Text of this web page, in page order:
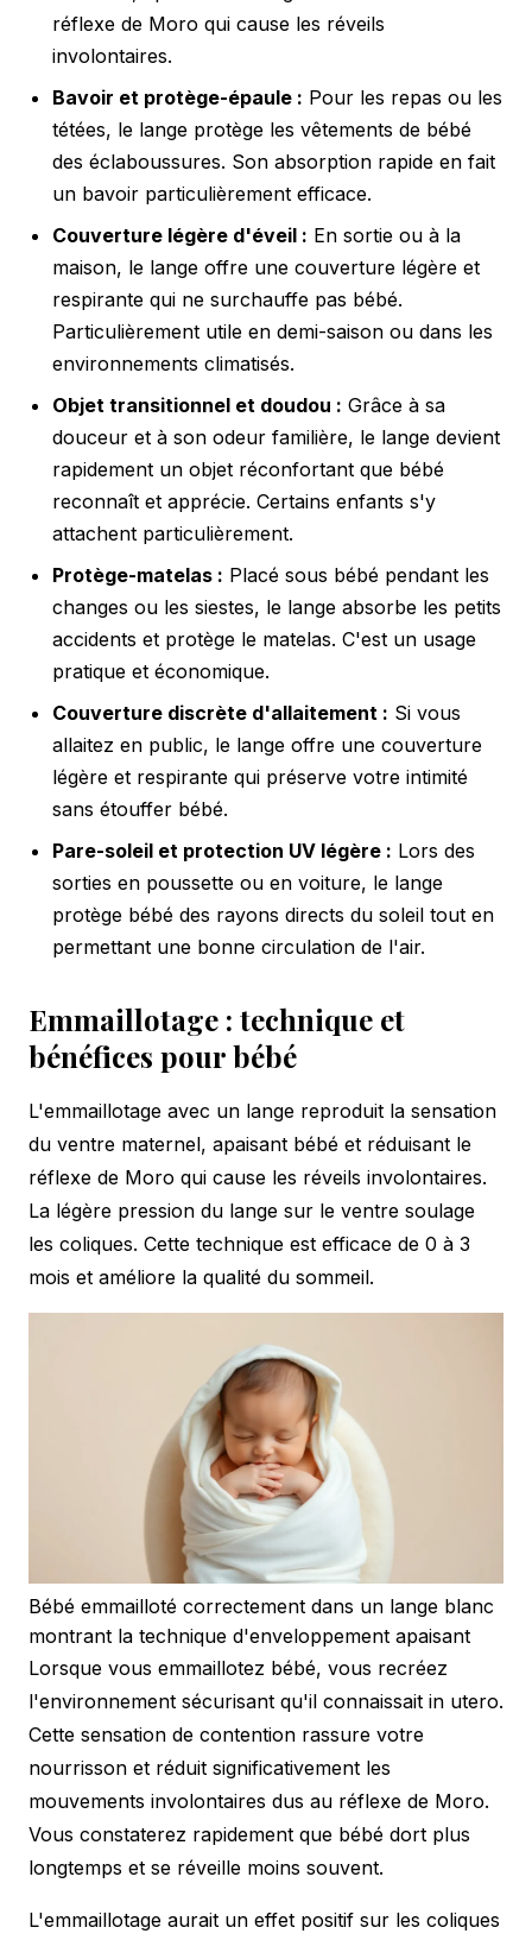
réflexe de Moro qui cause les réveils
involontaires.
Bavoir et protège-épaule : Pour les repas ou les
tétées, le lange protège les vêtements de bébé
des éclaboussures. Son absorption rapide en fait
un bavoir particulièrement efficace.
Couverture légère d'éveil : En sortie ou à la
maison, le lange offre une couverture légère et
respirante qui ne surchauffe pas bébé.
Particulièrement utile en demi-saison ou dans les
environnements climatisés.
Objet transitionnel et doudou : Grâce à sa
douceur et à son odeur familière, le lange devient
rapidement un objet réconfortant que bébé
reconnaît et apprécie. Certains enfants s'y
attachent particulièrement.
Protège-matelas : Placé sous bébé pendant les
changes ou les siestes, le lange absorbe les petits
accidents et protège le matelas. C'est un usage
pratique et économique.
Couverture discrète d'allaitement : Si vous
allaitez en public, le lange offre une couverture
légère et respirante qui préserve votre intimité
sans étouffer bébé.
Pare-soleil et protection UV légère : Lors des
sorties en poussette ou en voiture, le lange
protège bébé des rayons directs du soleil tout en
permettant une bonne circulation de l'air.
Emmaillotage : technique et
bénéfices pour bébé
L'emmaillotage avec un lange reproduit la sensation
du ventre maternel, apaisant bébé et réduisant le
réflexe de Moro qui cause les réveils involontaires.
La légère pression du lange sur le ventre soulage
les coliques. Cette technique est efficace de 0 à 3
mois et améliore la qualité du sommeil.
Bébé emmailloté correctement dans un lange blanc
montrant la technique d'enveloppement apaisant
Lorsque vous emmaillotez bébé, vous recréez
l'environnement sécurisant qu'il connaissait in utero.
Cette sensation de contention rassure votre
nourrisson et réduit significativement les
mouvements involontaires dus au réflexe de Moro.
Vous constaterez rapidement que bébé dort plus
longtemps et se réveille moins souvent.
L'emmaillotage aurait un effet positif sur les coliques